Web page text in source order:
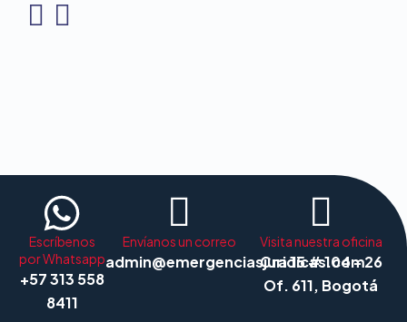
Escríbenos
por Whatsapp
+57 313 558
8411
Envíanos un correo
admin@emergenciasjuridicas.com
Visita nuestra oficina
Cra 15 # 104 - 26
Of. 611, Bogotá